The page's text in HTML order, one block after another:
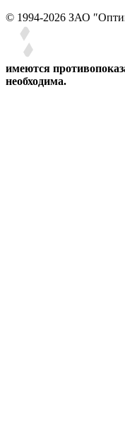
© 1994-2026 ЗАО
имеются
необходима.